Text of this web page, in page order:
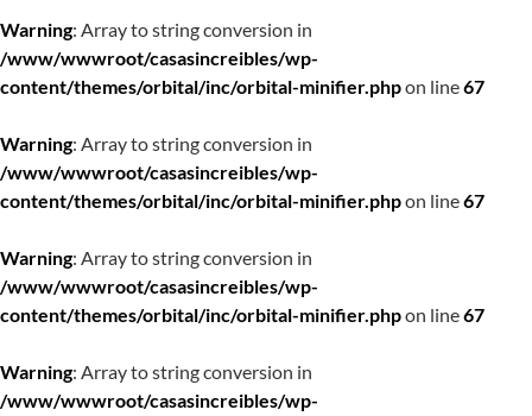
Warning: Array to string conversion in
/www/wwwroot/casasincreibles/wp-
content/themes/orbital/inc/orbital-minifier.phpon line67
Warning: Array to string conversion in
/www/wwwroot/casasincreibles/wp-
content/themes/orbital/inc/orbital-minifier.phpon line67
Warning: Array to string conversion in
/www/wwwroot/casasincreibles/wp-
content/themes/orbital/inc/orbital-minifier.phpon line67
Warning: Array to string conversion in
/www/wwwroot/casasincreibles/wp-